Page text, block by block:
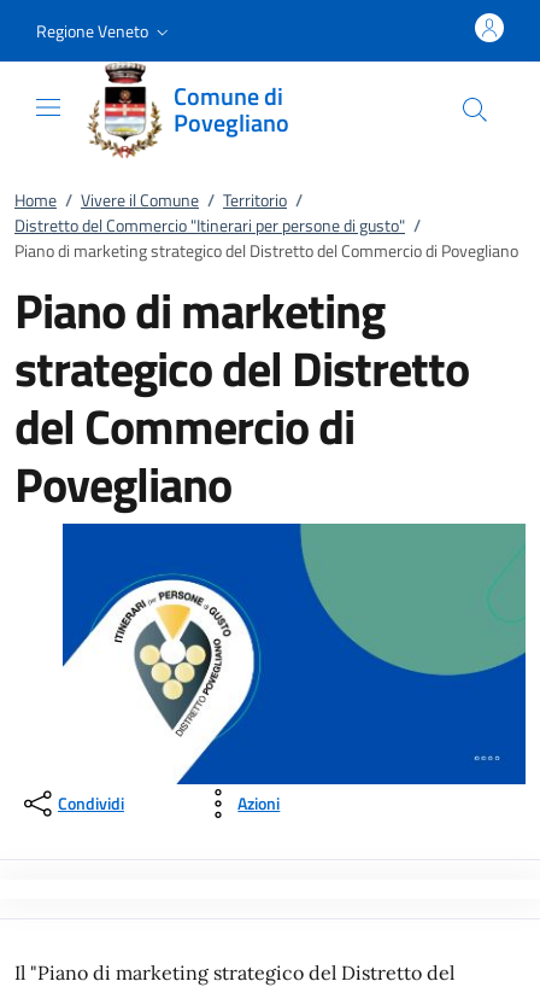
Regione Veneto
Comune di
Povegliano
Home / Vivere il Comune / Territorio /
Distretto del Commercio "Itinerari per persone di gusto" /
Piano di marketing strategico del Distretto del Commercio di Povegliano
Piano di marketing
strategico del Distretto
del Commercio di
Povegliano
Condividi Azioni
Il "Piano di marketing strategico del Distretto del